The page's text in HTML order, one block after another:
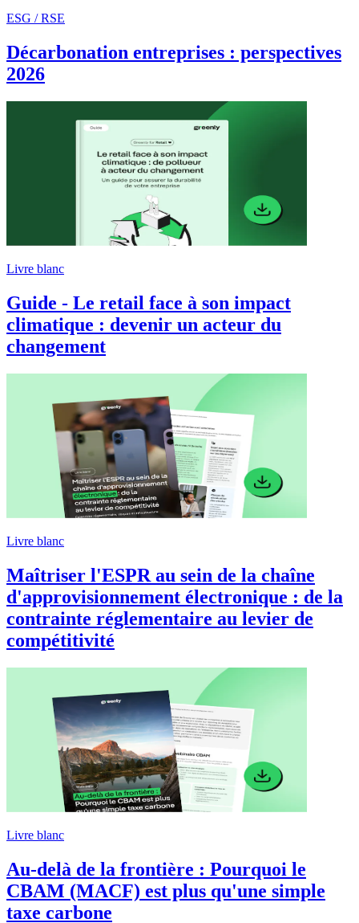
ESG / RSE
Décarbonation entreprises : perspectives
2026
Livre blanc
Guide - Le retail face à son impact
climatique : devenir un acteur du
changement
Livre blanc
Maîtriser l'ESPR au sein de la chaîne
d'approvisionnement électronique : de la
contrainte réglementaire au levier de
compétitivité
Livre blanc
Au-delà de la frontière : Pourquoi le
CBAM (MACF) est plus qu'une simple
taxe carbone